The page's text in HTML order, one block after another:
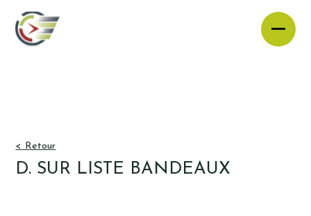
content
< Retour
D. SUR LISTE BANDEAUX